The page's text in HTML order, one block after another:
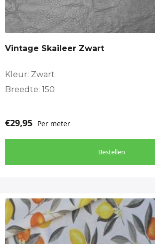
Ook geschikt voor banners, panelen en
naaiprojecten
Perfect voor een interieur met een
Vintage Skaileer Zwart
Kleur: Zwart
Breedte: 150
€29,95 Per meter
Bestellen